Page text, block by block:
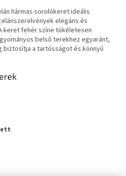
hármas sorolókeret ideális
elegáns és
keret fehér színe tökéletesen
belső terekhez egyaránt,
biztosítja a tartósságot és könnyű